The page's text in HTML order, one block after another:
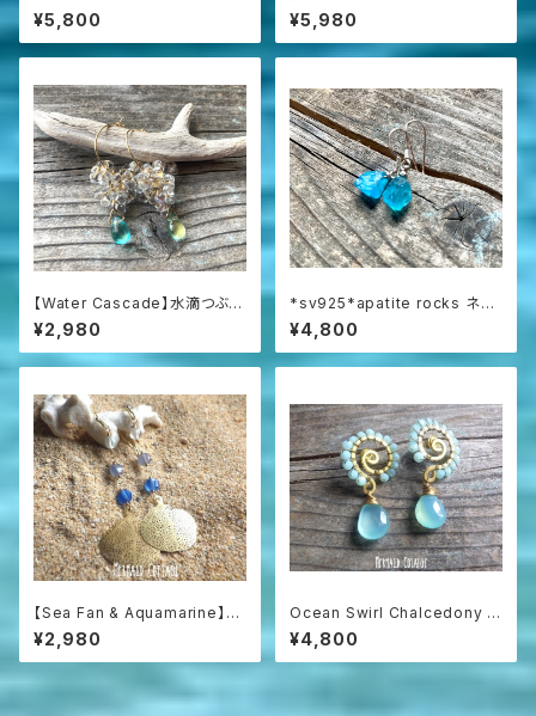
Aquamarine アクアマリン原石
の一粒ピアス
¥5,800
Opal プレシャスオパールの渦
巻きピアス☆AAAAA
¥5,980
【Water Cascade】水滴つぶつ
ぶガラスと海の雫のフープピア
ス
¥2,980
*sv925*apatite rocks ネオ
ンブルーアパタイト原石の一粒
ピアス
¥4,800
【Sea Fan & Aquamarine】海
うちわと3色アクアマリンのグラ
デーションピアス
¥2,980
Ocean Swirl Chalcedony *
Sea blue* 波の渦から滴るシ
ーブルーカルセドニーのボヘミ
アンピアス
¥4,800